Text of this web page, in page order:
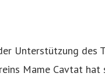
Unterstützung des
Mame Cavtat hat